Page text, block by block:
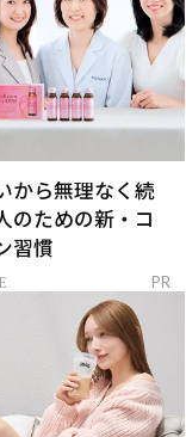
から無理なく続
のための新・コ
習慣
PR